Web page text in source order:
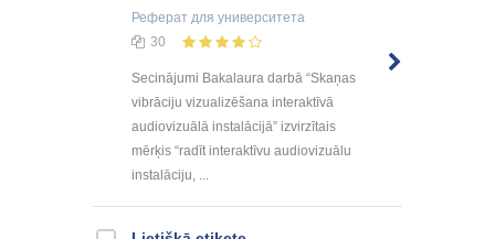
Реферат для университета
30
Secinājumi Bakalaura darbā “Skaņas
vibrāciju vizualizēšana interaktīvā
audiovizuālā instalācijā” izvirzītais
mērķis “radīt interaktīvu audiovizuālu
instalāciju, ...